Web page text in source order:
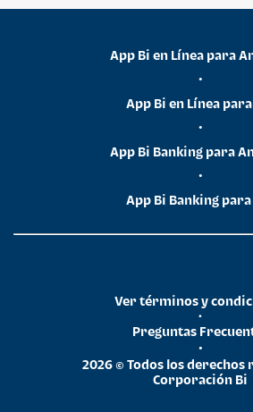
App Bi en Línea para
•
App Bi en Línea para
•
App Bi Banking para
•
App Bi Banking para
2026 © Todos los derechos
Corporación Bi
•
Preguntas
•
Ver términos y